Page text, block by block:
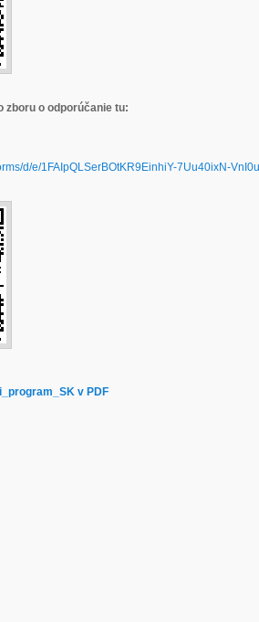
zboru o odporúčanie tu:
d/e/1FAIpQLSerBOtKR9EinhiY-7Uu40ixN-
v PDF